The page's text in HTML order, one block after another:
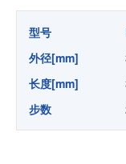
型号
外径[mm]
长度[mm]
步数